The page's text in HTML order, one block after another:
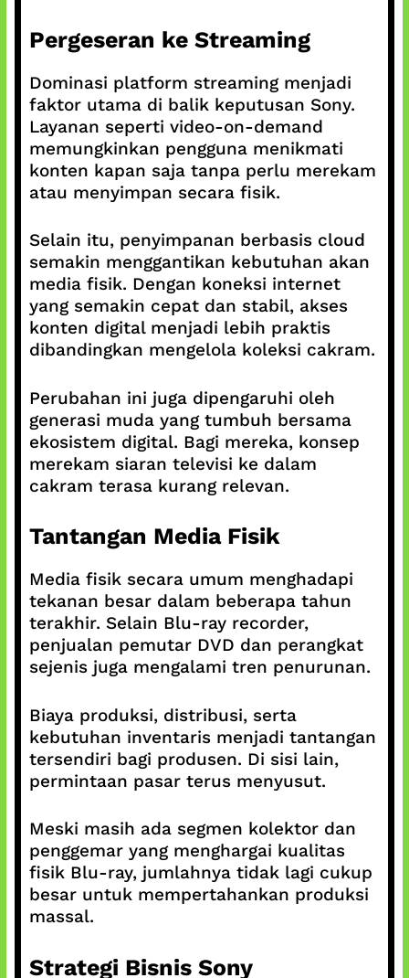
Pergeseran ke Streaming
Dominasi platform streaming menjadi
faktor utama di balik keputusan Sony.
Layanan seperti video-on-demand
memungkinkan pengguna menikmati
konten kapan saja tanpa perlu merekam
atau menyimpan secara fisik.
Selain itu, penyimpanan berbasis cloud
semakin menggantikan kebutuhan akan
media fisik. Dengan koneksi internet
yang semakin cepat dan stabil, akses
konten digital menjadi lebih praktis
dibandingkan mengelola koleksi cakram.
Perubahan ini juga dipengaruhi oleh
generasi muda yang tumbuh bersama
ekosistem digital. Bagi mereka, konsep
merekam siaran televisi ke dalam
cakram terasa kurang relevan.
Tantangan Media Fisik
Media fisik secara umum menghadapi
tekanan besar dalam beberapa tahun
terakhir. Selain Blu-ray recorder,
penjualan pemutar DVD dan perangkat
sejenis juga mengalami tren penurunan.
Biaya produksi, distribusi, serta
kebutuhan inventaris menjadi tantangan
tersendiri bagi produsen. Di sisi lain,
permintaan pasar terus menyusut.
Meski masih ada segmen kolektor dan
penggemar yang menghargai kualitas
fisik Blu-ray, jumlahnya tidak lagi cukup
besar untuk mempertahankan produksi
massal.
Strategi Bisnis Sony